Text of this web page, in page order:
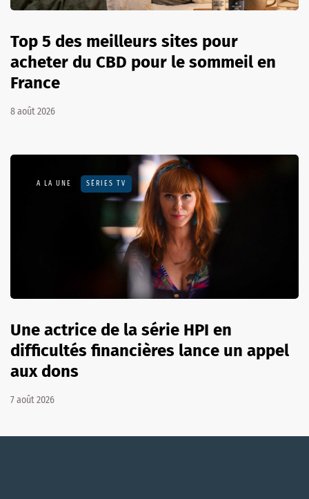
Top 5 des meilleurs sites pour
acheter du CBD pour le sommeil en
France
8 août 2026
A LA UNE SÉRIES TV
Une actrice de la série HPI en
difficultés financières lance un appel
aux dons
7 août 2026